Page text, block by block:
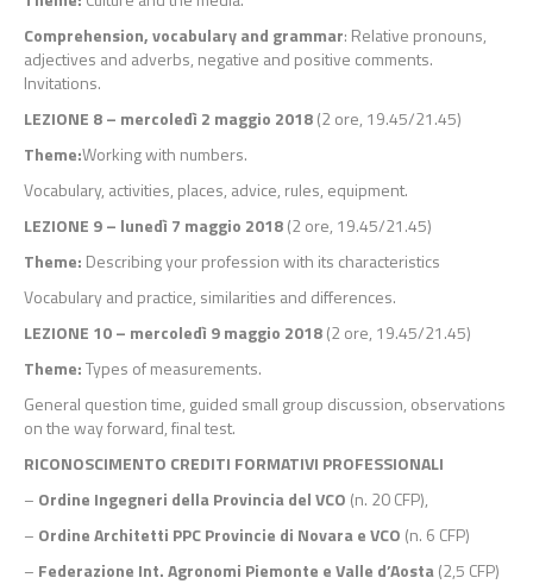
Comprehension, vocabulary and grammar: Relative pronouns,
adjectives and adverbs, negative and positive comments.
Invitations.
LEZIONE 8 – mercoledì 2 maggio 2018(2 ore, 19.45/21.45)
Theme:Working with numbers.
Vocabulary, activities, places, advice, rules, equipment.
LEZIONE 9 – lunedì 7 maggio 2018(2 ore, 19.45/21.45)
Theme: Describing your profession with its characteristics
Vocabulary and practice, similarities and differences.
LEZIONE 10 – mercoledì 9 maggio 2018(2 ore, 19.45/21.45)
Theme:Types of measurements.
General question time, guided small group discussion, observations
on the way forward, final test.
RICONOSCIMENTO CREDITI FORMATIVI PROFESSIONALI
– Ordine Ingegneri della Provincia del VCO (n. 20 CFP),
– Ordine Architetti PPC Provincie di Novara e VCO (n. 6 CFP)
– Federazione Int. Agronomi Piemonte e Valle d’Aosta(2,5 CFP)